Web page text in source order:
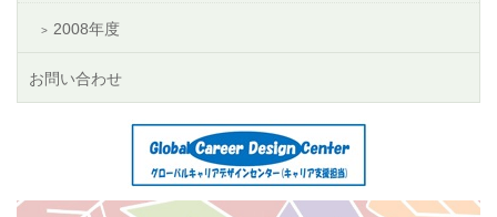
2008年度
お問い合わせ